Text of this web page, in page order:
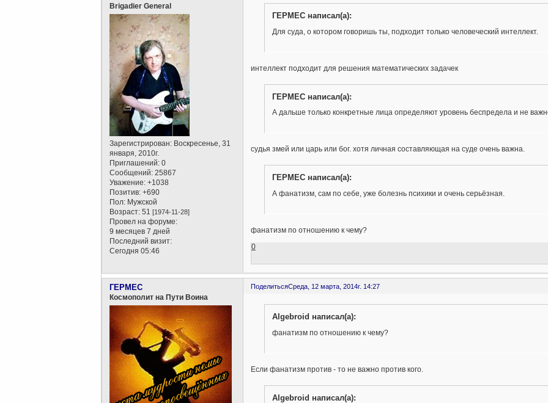
Brigadier General
Зарегистрирован: Воскресенье, 31
января, 2010г.
Приглашений: 0
Сообщений: 25867
Уважение: +1038
Позитив: +690
Пол: Мужской
Возраст: 51[1974-11-28]
Провел на форуме:
9 месяцев 7 дней
Последний визит:
Сегодня 05:46
ГЕРМЕС написал(а):
Для суда, о котором говоришь ты, подходит только человеческий интеллект.
интеллект подходит для решения математических задачек
ГЕРМЕС написал(а):
А дальше только конкретные лица определяют уровень беспредела и не
судья змей или царь или бог. хотя личная составляющая на суде очень важна.
ГЕРМЕС написал(а):
А фанатизм, сам по себе, уже болезнь психики и очень серьёзная.
фанатизм по отношению к чему?
0
ПоделитьсяСреда, 12 марта, 2014г. 14:27
ГЕРМЕС
Космополит на Пути Воина
Algebroid написал(а):
фанатизм по отношению к чему?
Если фанатизм против - то не важно против кого.
Algebroid написал(а):